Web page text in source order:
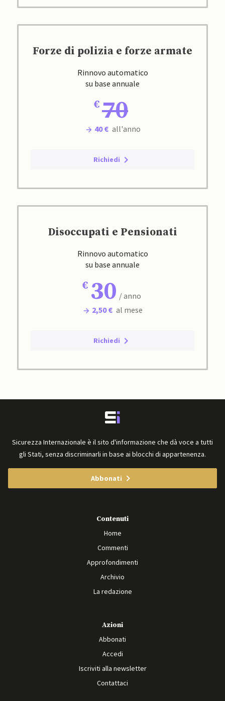
Forze di polizia e forze armate
Rinnovo automatico
su base annuale
70
40 € all'anno
Richiedi
Disoccupati e Pensionati
Rinnovo automatico
su base annuale
30 / anno
2,50 € al mese
Richiedi
Sicurezza Internazionale è il sito d'informazione che dà voce a tutti
gli Stati, senza discriminarli in base ai blocchi di appartenenza.
Abbonati
Contenuti
Home
Commenti
Approfondimenti
Archivio
La redazione
Azioni
Abbonati
Accedi
Iscriviti alla newsletter
Contattaci